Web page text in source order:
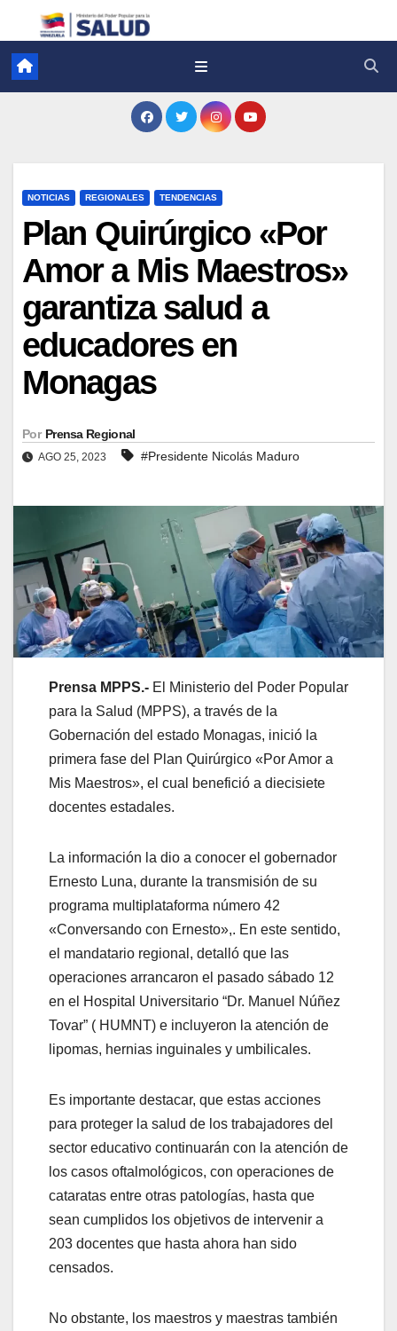
NOTICIAS REGIONALES TENDENCIAS
Plan Quirúrgico «Por
Amor a Mis Maestros»
garantiza salud a
educadores en
Monagas
Por Prensa Regional
AGO 25, 2023 #Presidente Nicolás Maduro
Prensa MPPS.- El Ministerio del Poder Popular
para la Salud (MPPS), a través de la
Gobernación del estado Monagas, inició la
primera fase del Plan Quirúrgico «Por Amor a
Mis Maestros», el cual benefició a diecisiete
docentes estadales.
La información la dio a conocer el gobernador
Ernesto Luna, durante la transmisión de su
programa multiplataforma número 42
«Conversando con Ernesto»,. En este sentido,
el mandatario regional, detalló que las
operaciones arrancaron el pasado sábado 12
en el Hospital Universitario “Dr. Manuel Núñez
Tovar” ( HUMNT) e incluyeron la atención de
lipomas, hernias inguinales y umbilicales.
Es importante destacar, que estas acciones
para proteger la salud de los trabajadores del
sector educativo continuarán con la atención de
los casos oftalmológicos, con operaciones de
cataratas entre otras patologías, hasta que
sean cumplidos los objetivos de intervenir a
203 docentes que hasta ahora han sido
censados.
No obstante, los maestros y maestras también